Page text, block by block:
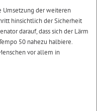
Umsetzung der weiteren
hinsichtlich der Sicherheit
darauf, dass sich der Lärm
50 nahezu halbiere.
vor allem in